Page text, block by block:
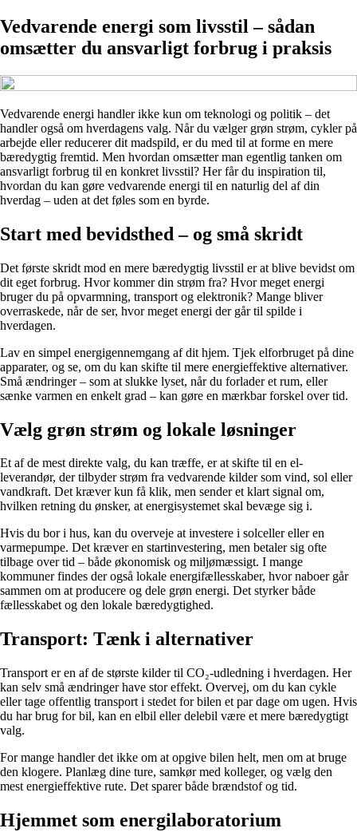
Vedvarende energi som livsstil – sådan
omsætter du ansvarligt forbrug i praksis
Vedvarende energi handler ikke kun om teknologi og politik – det
handler også om hverdagens valg. Når du vælger grøn strøm, cykler på
arbejde eller reducerer dit madspild, er du med til at forme en mere
bæredygtig fremtid. Men hvordan omsætter man egentlig tanken om
ansvarligt forbrug til en konkret livsstil? Her får du inspiration til,
hvordan du kan gøre vedvarende energi til en naturlig del af din
hverdag – uden at det føles som en byrde.
Start med bevidsthed – og små skridt
Det første skridt mod en mere bæredygtig livsstil er at blive bevidst om
dit eget forbrug. Hvor kommer din strøm fra? Hvor meget energi
bruger du på opvarmning, transport og elektronik? Mange bliver
overraskede, når de ser, hvor meget energi der går til spilde i
hverdagen.
Lav en simpel energigennemgang af dit hjem. Tjek elforbruget på dine
apparater, og se, om du kan skifte til mere energieffektive alternativer.
Små ændringer – som at slukke lyset, når du forlader et rum, eller
sænke varmen en enkelt grad – kan gøre en mærkbar forskel over tid.
Vælg grøn strøm og lokale løsninger
Et af de mest direkte valg, du kan træffe, er at skifte til en el-
leverandør, der tilbyder strøm fra vedvarende kilder som vind, sol eller
vandkraft. Det kræver kun få klik, men sender et klart signal om,
hvilken retning du ønsker, at energisystemet skal bevæge sig i.
Hvis du bor i hus, kan du overveje at investere i solceller eller en
varmepumpe. Det kræver en startinvestering, men betaler sig ofte
tilbage over tid – både økonomisk og miljømæssigt. I mange
kommuner findes der også lokale energifællesskaber, hvor naboer går
sammen om at producere og dele grøn energi. Det styrker både
fællesskabet og den lokale bæredygtighed.
Transport: Tænk i alternativer
Transport er en af de største kilder til CO₂-udledning i hverdagen. Her
kan selv små ændringer have stor effekt. Overvej, om du kan cykle
eller tage offentlig transport i stedet for bilen et par dage om ugen. Hvis
du har brug for bil, kan en elbil eller delebil være et mere bæredygtigt
valg.
For mange handler det ikke om at opgive bilen helt, men om at bruge
den klogere. Planlæg dine ture, samkør med kolleger, og vælg den
mest energieffektive rute. Det sparer både brændstof og tid.
Hjemmet som energilaboratorium